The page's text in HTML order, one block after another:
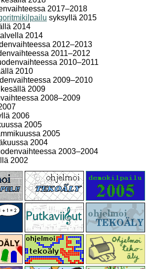
2017–2018
syksyllä 2015
2014
2014
2012–2013
2011–2012
2010–2011
2010
2009–2010
kesällä 2009
2008–2009
2006
2005
2005
2004
2003–2004
2002